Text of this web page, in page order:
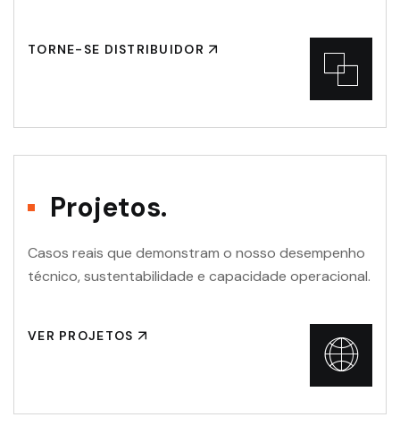
TORNE-SE DISTRIBUIDOR
Projetos.
Casos reais que demonstram o nosso desempenho
técnico, sustentabilidade e capacidade operacional.
VER PROJETOS